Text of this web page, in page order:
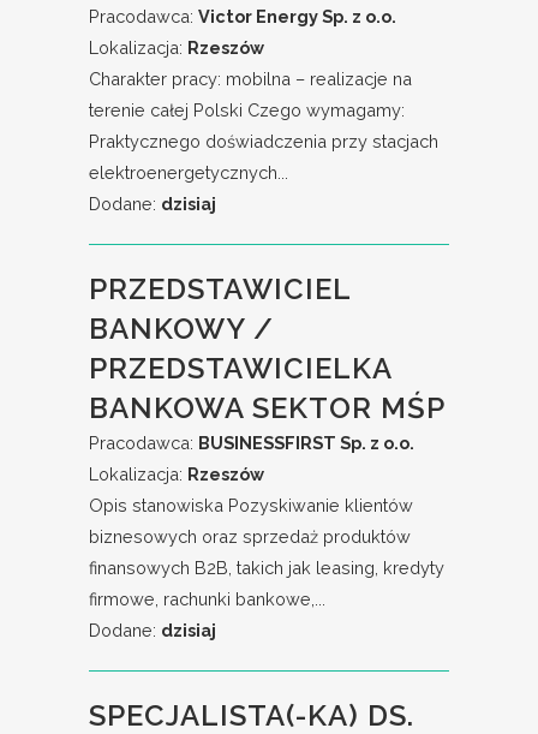
Pracodawca: Victor Energy Sp. z o.o.
Lokalizacja: Rzeszów
Charakter pracy: mobilna – realizacje na
terenie całej Polski Czego wymagamy:
Praktycznego doświadczenia przy stacjach
elektroenergetycznych...
Dodane: dzisiaj
PRZEDSTAWICIEL
BANKOWY /
PRZEDSTAWICIELKA
BANKOWA SEKTOR MŚP
Pracodawca: BUSINESSFIRST Sp. z o.o.
Lokalizacja: Rzeszów
Opis stanowiska Pozyskiwanie klientów
biznesowych oraz sprzedaż produktów
finansowych B2B, takich jak leasing, kredyty
firmowe, rachunki bankowe,...
Dodane: dzisiaj
SPECJALISTA(-KA) DS.